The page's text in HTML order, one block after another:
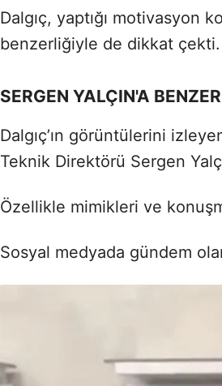
Dalgıç, yaptığı motivasyon
benzerliğiyle de dikkat çekti.
SERGEN YALÇIN'A
Dalgıç’ın görüntülerini
Teknik Direktörü Sergen
Özellikle mimikleri ve
Sosyal medyada gündem